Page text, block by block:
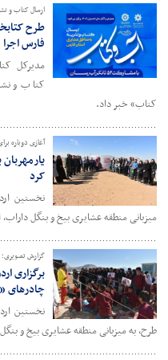
ارسال کتاب و نشریه
طرح
فارس
مدیرکل
کتاب و
کتاب» خبر داد.
آغازی دوباره
کرد
نخستین
میزبانی منطقه عشایری بیخ و بنگل
گزارش تصویری؛
برگزاری
چادرهای
نخستین
طرح، به میزبانی منطقه عشایری بیخ و